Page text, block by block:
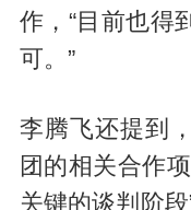
作，“目前也得
可。”
李腾飞还提到
团的相关合作
关键的谈判阶